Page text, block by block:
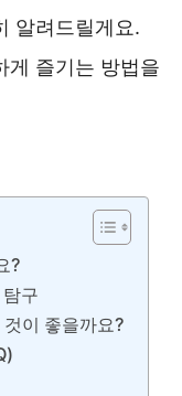
알려드릴게요.
게 즐기는 방법을
?
구
이 좋을까요?